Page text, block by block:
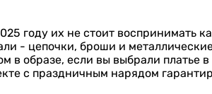
году их не стоит воспринимать
- цепочки, броши и
в образе, если вы выбрали платье
с праздничным нарядом